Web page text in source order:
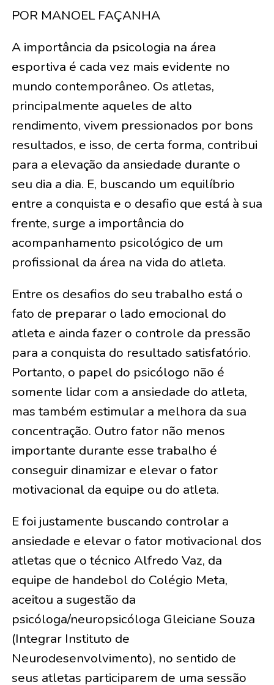
POR MANOEL FAÇANHA
A importância da psicologia na área
esportiva é cada vez mais evidente no
mundo contemporâneo. Os atletas,
principalmente aqueles de alto
rendimento, vivem pressionados por bons
resultados, e isso, de certa forma, contribui
para a elevação da ansiedade durante o
seu dia a dia. E, buscando um equilíbrio
entre a conquista e o desafio que está à sua
frente, surge a importância do
acompanhamento psicológico de um
profissional da área na vida do atleta.
Entre os desafios do seu trabalho está o
fato de preparar o lado emocional do
atleta e ainda fazer o controle da pressão
para a conquista do resultado satisfatório.
Portanto, o papel do psicólogo não é
somente lidar com a ansiedade do atleta,
mas também estimular a melhora da sua
concentração. Outro fator não menos
importante durante esse trabalho é
conseguir dinamizar e elevar o fator
motivacional da equipe ou do atleta.
E foi justamente buscando controlar a
ansiedade e elevar o fator motivacional dos
atletas que o técnico Alfredo Vaz, da
equipe de handebol do Colégio Meta,
aceitou a sugestão da
psicóloga/neuropsicóloga Gleiciane Souza
(Integrar Instituto de
Neurodesenvolvimento), no sentido de
seus atletas participarem de uma sessão